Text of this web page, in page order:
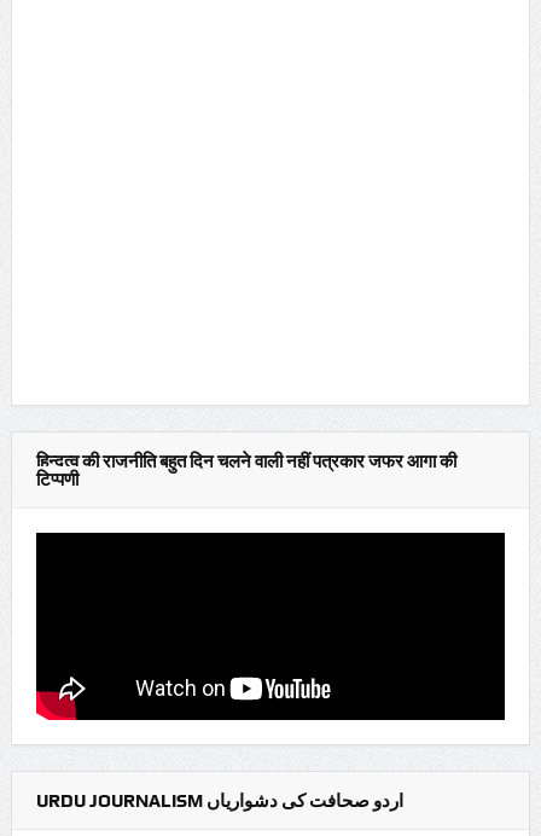
हिन्दुत्व की राजनीति बहुत दिन चलने वाली नहीं पत्रकार जफर आगा की
टिप्पणी
URDU JOURNALISM اردو صحافت کی دشواریاں